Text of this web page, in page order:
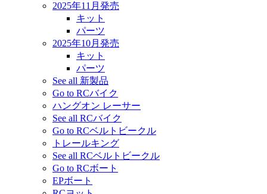
2025年11月発売
キット
パーツ
2025年10月発売
キット
パーツ
See all 新製品
Go to RCバイク
ハングオン レーサー
See all RCバイク
Go to RCベルトビークル
トレールキング
See all RCベルトビークル
Go to RCボート
EPボート